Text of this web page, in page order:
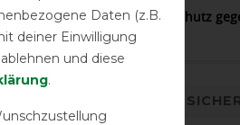
für Augen und Ohrenschutz
zu grossporig
DETAILS ZUR
Daten (z.B.
deiner Einwilligung
und diese
.